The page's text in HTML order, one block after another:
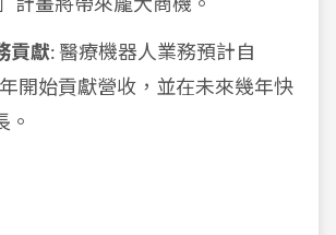
貢獻: 醫療機器人業務預計自
開始貢獻營收，並在未來幾年快
。